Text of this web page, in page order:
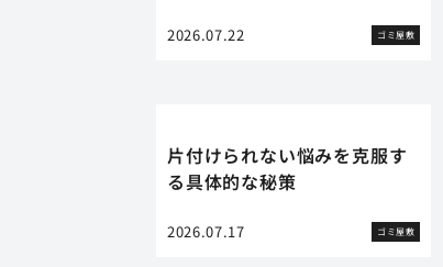
2026.07.22 ゴミ屋敷
片付けられない悩みを克服す
る具体的な秘策
2026.07.17 ゴミ屋敷